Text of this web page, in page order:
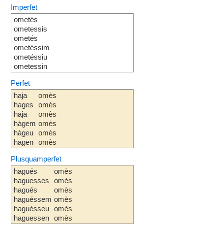
Imperfet
ometés
ometessis
ometés
ometéssim
ometéssiu
ometessin
Perfet
haja
hages
haja
hàgem
hàgeu
hagen
omès
omès
omès
omès
omès
omès
Plusquamperfet
hagués
haguesses
hagués
haguéssem
haguésseu
haguessen
omès
omès
omès
omès
omès
omès